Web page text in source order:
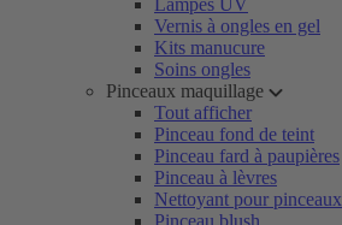
Lampes UV
Vernis à ongles en gel
Kits manucure
Soins ongles
Pinceaux maquillage
Tout afficher
Pinceau fond de teint
Pinceau fard à paupières
Pinceau à lèvres
Nettoyant pour pinceaux
Pinceau blush